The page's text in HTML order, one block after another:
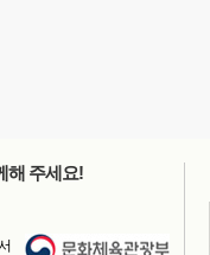
해 주세요!